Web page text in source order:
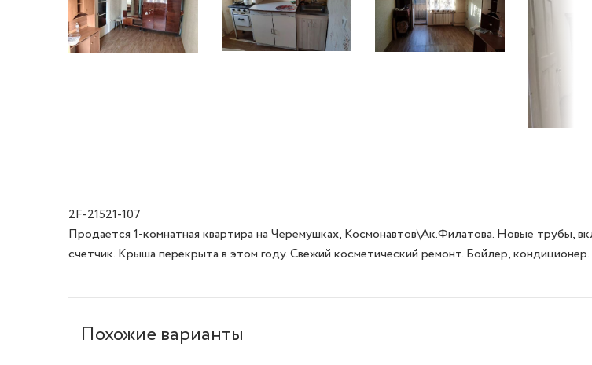
2F-21521-107
Продается 1-комнатная квартира на Черемушках, Космонавтов\Ак.Филатова. Новые трубы,
счетчик. Крыша перекрыта в этом году. Свежий косметический ремонт. Бойлер,
Похожие варианты